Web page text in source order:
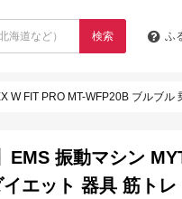
検索 ふ
ルブル 乗るだけ ダイエット 器具 筋トレ エクササイズ
EMS 振動マシン
エット 器具 筋ト